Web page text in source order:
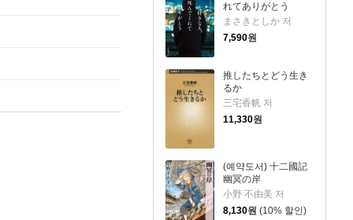
れてありがとう
まさきとしか 저
7,590원
推したちとどう生き
るか
三宅香帆 저
11,330원
(예약도서) 十二國記
幽冥の岸
小野 不由美 저
8,130원 (10% 할인)